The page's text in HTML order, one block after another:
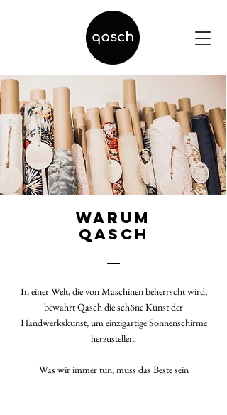
Warum
QASCH
In einer Welt, die von Maschinen beherrscht wird,
bewahrt Qasch die schöne Kunst der
Handwerkskunst, um einzigartige Sonnenschirme
herzustellen.
Was wir immer tun, muss das Beste sein